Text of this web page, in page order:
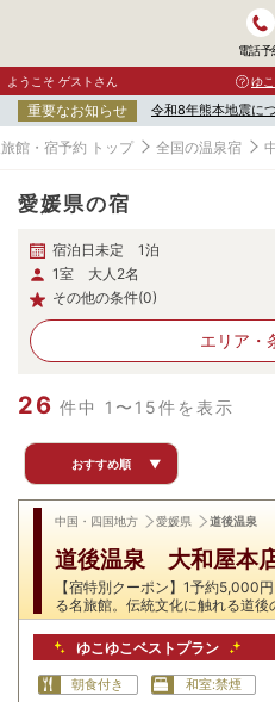
電話予
ようこそ ゲストさん ゆ
重要なお知らせ 令和8年熊本地震に
館・宿予約 トップ 全国の温泉宿
愛媛県の宿
宿泊日未定 1泊
1室 大人2名
その他の条件(0)
エリア・
26 件中 1〜15件を表示
おすすめ順 ▼
中国・四国地方 愛媛県 道後温泉
道後温泉 大和屋本
【宿特別クーポン】1予約5,000
る名旅館。伝統文化に触れる道後
ゆこゆこベストプラン
朝食付き 和室:禁煙